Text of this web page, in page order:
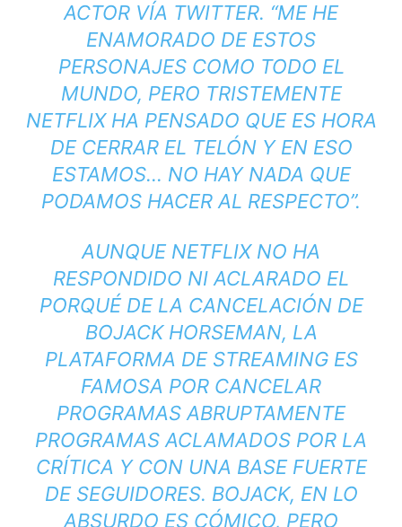
ACTOR VÍA TWITTER. “ME HE
ENAMORADO DE ESTOS
PERSONAJES COMO TODO EL
MUNDO, PERO TRISTEMENTE
NETFLIX HA PENSADO QUE ES HORA
DE CERRAR EL TELÓN Y EN ESO
ESTAMOS… NO HAY NADA QUE
PODAMOS HACER AL RESPECTO”.
AUNQUE NETFLIX NO HA
RESPONDIDO NI ACLARADO EL
PORQUÉ DE LA CANCELACIÓN DE
BOJACK HORSEMAN, LA
PLATAFORMA DE STREAMINGES
FAMOSA POR CANCELAR
PROGRAMAS ABRUPTAMENTE
PROGRAMAS ACLAMADOS POR LA
CRÍTICA Y CON UNA BASE FUERTE
DE SEGUIDORES. BOJACK, EN LO
ABSURDO ES CÓMICO, PERO